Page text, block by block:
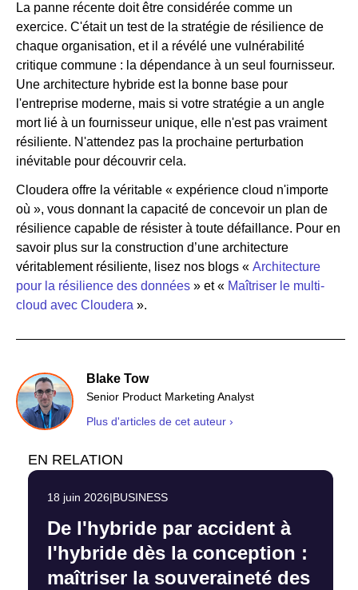
La panne récente doit être considérée comme un
exercice. C'était un test de la stratégie de résilience de
chaque organisation, et il a révélé une vulnérabilité
critique commune : la dépendance à un seul fournisseur.
Une architecture hybride est la bonne base pour
l'entreprise moderne, mais si votre stratégie a un angle
mort lié à un fournisseur unique, elle n'est pas vraiment
résiliente. N'attendez pas la prochaine perturbation
inévitable pour découvrir cela.
Cloudera offre la véritable « expérience cloud n'importe
où », vous donnant la capacité de concevoir un plan de
résilience capable de résister à toute défaillance. Pour en
savoir plus sur la construction d’une architecture
véritablement résiliente, lisez nos blogs « Architecture
pour la résilience des données » et « Maîtriser le multi-
cloud avec Cloudera ».
Blake Tow
Senior Product Marketing Analyst
Plus d'articles de cet auteur ›
EN RELATION
18 juin 2026|BUSINESS
De l'hybride par accident à
l'hybride dès la conception :
maîtriser la souveraineté des